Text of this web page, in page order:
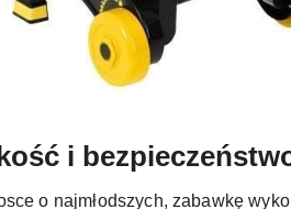
i
o najmłodszych, zabawkę